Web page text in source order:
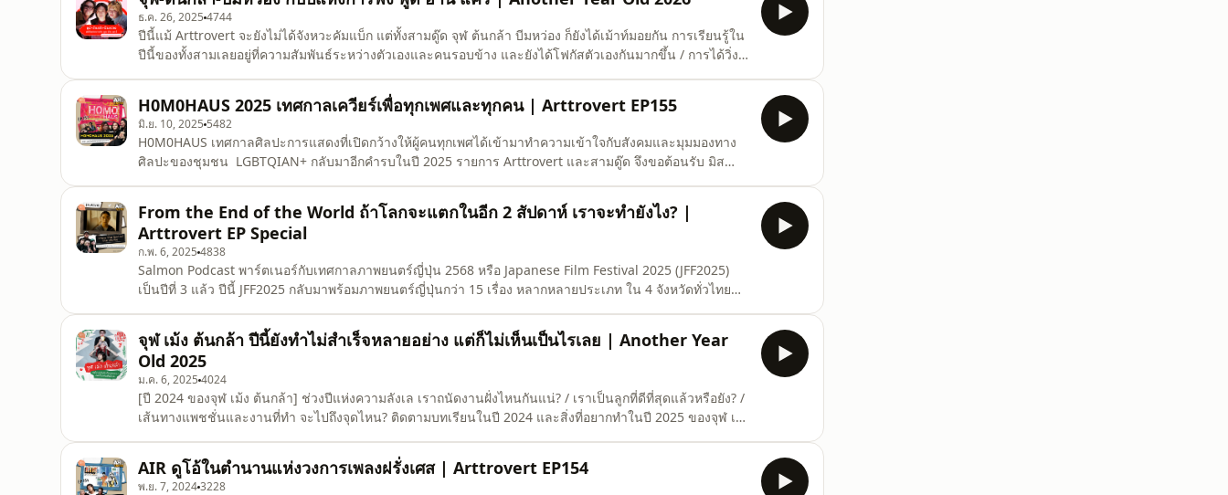
ธ.ค. 26, 2025 4744
ปีนี้แม้ Arttrovert จะยังไม่ได้จังหวะคัมแบ็ก แต่ทั้งสามดู๊ด จุฬ ต้นกล้า บีมหว่อง ก็ยังได้เม้าท์มอยกัน การเรียนรู้ใน
ปีนี้ของทั้งสามเลยอยู่ที่ความสัมพันธ์ระหว่างตัวเองและคนรอบข้าง และยังได้โฟกัสตัวเองกันมากขึ้น / การได้วิ่ง
H0M0HAUS 2025 เทศกาลเควียร์เพื่อทุกเพศและทุกคน | Arttrovert EP155
มิ.ย. 10, 2025 5482
H0M0HAUS เทศกาลศิลปะการแสดงที่เปิดกว้างให้ผู้คนทุกเพศได้เข้ามาทำความเข้าใจกับสังคมและมุมมองทาง
ศิลปะของชุมชน LGBTQIAN+ กลับมาอีกคำรบในปี 2025 รายการ Arttrovert และสามดู๊ด จึงขอต้อนรับ มิส
ในปีนี้ ที่เต็มไปด้วยกิจกรรมหลากหลายมากขึ้น ในพื้นที่กว้างขึ้น เทศกาลศิลปะการแสดง H0M0HAUS จัดถึงวันที่
15 มิ
From the End of the World ถ้าโลกจะแตกในอีก 2 สัปดาห์ เราจะทำยังไง? |
Arttrovert EP Special
ก.พ. 6, 2025 4838
Salmon Podcast พาร์ตเนอร์กับเทศกาลภาพยนตร์ญี่ปุ่น 2568 หรือ Japanese Film Festival 2025 (JFF2025)
เป็นปีที่ 3 แล้ว ปีนี้ JFF2025 กลับมาพร้อมภาพยนตร์ญี่ปุ่นกว่า 15 เรื่อง หลากหลายประเภท ใน 4 จังหวัดทั่วไทย
หนังดีประจำเทศกาลนี้อย่าง From the End of the World ที่ว่าด้วยเด็กสาวที่ได้รับพลังเ
จุฬ เม้ง ต้นกล้า ปีนี้ยังทำไม่สำเร็จหลายอย่าง แต่ก็ไม่เห็นเป็นไรเลย | Another Year
Old 2025
ม.ค. 6, 2025 4024
[ปี 2024 ของจุฬ เม้ง ต้นกล้า] ช่วงปีแห่งความลังเล เราถนัดงานฝั่งไหนกันแน่? / เราเป็นลูกที่ดีที่สุดแล้วหรือยัง? /
เส้นทางแพชชั่นและงานที่ทำ จะไปถึงจุดไหน? ติดตามบทเรียนในปี 2024 และสิ่งที่อยากทำในปี 2025 ของจุฬ เม้ง
AIR ดูโอ้ในตำนานแห่งวงการเพลงฝรั่งเศส | Arttrovert EP154
พ.ย. 7, 20243228